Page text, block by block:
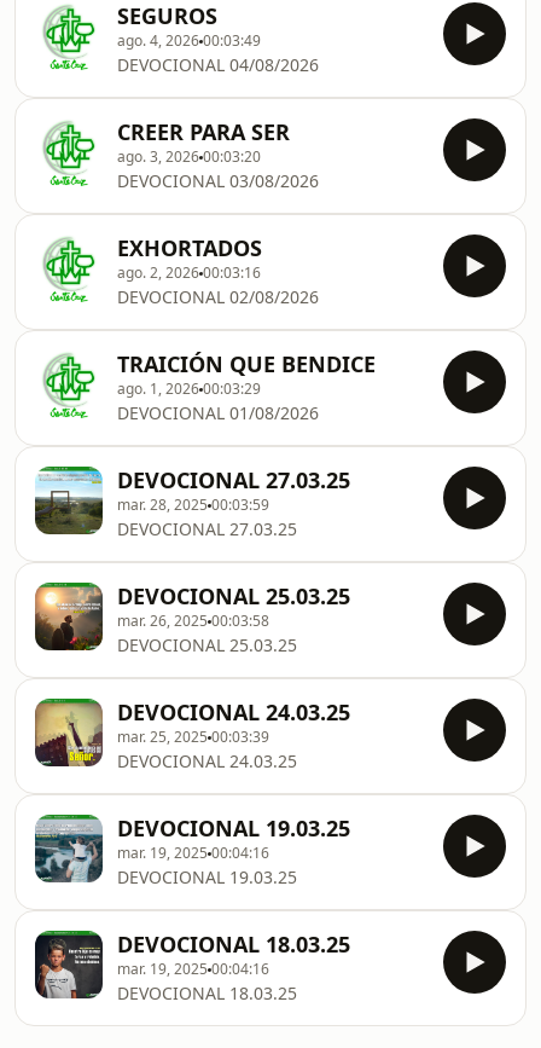
SEGUROS
ago. 4, 202600:03:49
DEVOCIONAL 04/08/2026
CREER PARA SER
ago. 3, 202600:03:20
DEVOCIONAL 03/08/2026
EXHORTADOS
ago. 2, 202600:03:16
DEVOCIONAL 02/08/2026
TRAICIÓN QUE BENDICE
ago. 1, 202600:03:29
DEVOCIONAL 01/08/2026
DEVOCIONAL 27.03.25
mar. 28, 2025 00:03:59
DEVOCIONAL 27.03.25
DEVOCIONAL 25.03.25
mar. 26, 2025 00:03:58
DEVOCIONAL 25.03.25
DEVOCIONAL 24.03.25
mar. 25, 2025 00:03:39
DEVOCIONAL 24.03.25
DEVOCIONAL 19.03.25
mar. 19, 2025 00:04:16
DEVOCIONAL 19.03.25
DEVOCIONAL 18.03.25
mar. 19, 2025 00:04:16
DEVOCIONAL 18.03.25